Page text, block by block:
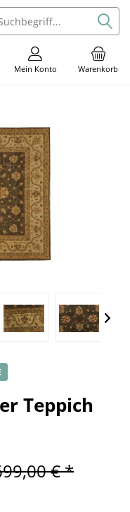
Warenkorb
Mein Konto
Teppich
€ *